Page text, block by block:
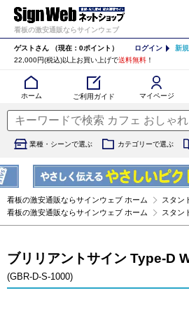
看板の激安通販ならサインウェブ
ゲストさん （現在：0ポイント） ログイン
新
22,000円(税込)以上お買い上げで送料無料 ！
ホーム ご利用ガイド マイページ
業種・シーンで選ぶ カテゴリーで選ぶ
看板の激安通販ならサインウェブ ホーム スタン
看板の激安通販ならサインウェブ ホーム
スタン
ブリリアントサイン Type-D
(GBR-D-S-1000)